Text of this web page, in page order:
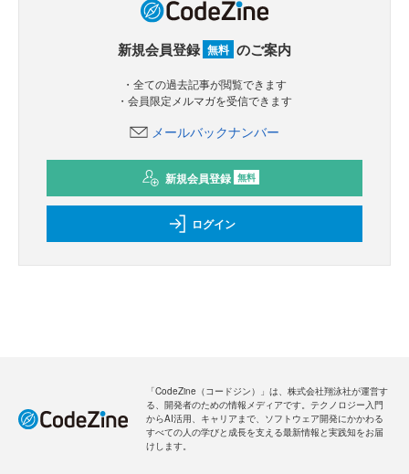
新規会員登録 無料 のご案内
・全ての過去記事が閲覧できます
・会員限定メルマガを受信できます
メールバックナンバー
新規会員登録 無料
ログイン
「CodeZine（コードジン）」は、株式会社翔泳社が運営す
る、開発者のための情報メディアです。テクノロジー入門
からAI活用、キャリアまで、ソフトウェア開発にかかわる
すべての人の学びと成長を支える最新情報と実践知をお届
けします。